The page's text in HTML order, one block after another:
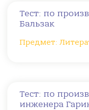
Тест: по
Бальзак
Предмет:
Тест: по
инженера